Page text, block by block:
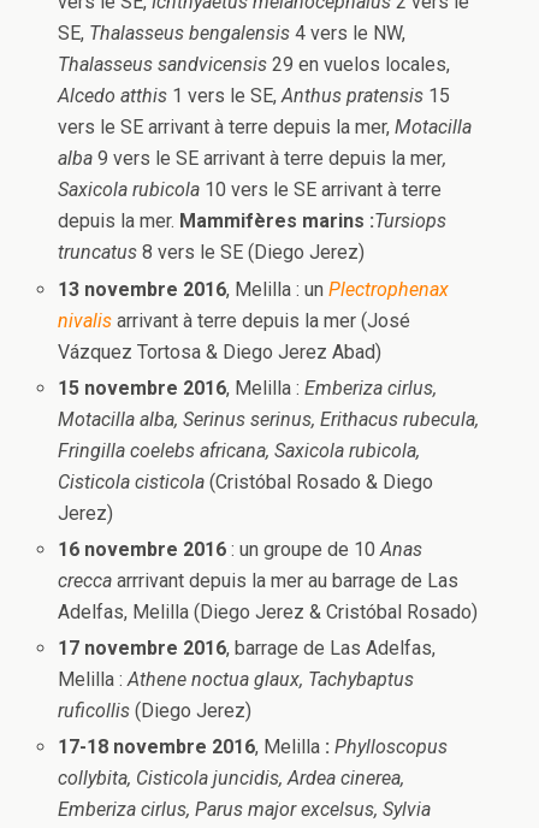
SE, Thalasseus bengalensis 4 vers le NW,
Thalasseus sandvicensis 29 en vuelos locales,
Alcedo atthis 1 vers le SE,Anthus pratensis 15
vers le SE arrivant à terre depuis la mer,Motacilla
alba 9 vers le SE arrivant à terre depuis la mer,
Saxicola rubicola 10 vers le SE arrivant à terre
depuis la mer. Mammifères marins :Tursiops
truncatus 8 vers le SE (Diego Jerez)
13 novembre 2016, Melilla : unPlectrophenax
nivalis arrivant à terre depuis la mer (José
Vázquez Tortosa & Diego Jerez Abad)
15 novembre 2016, Melilla :Emberiza cirlus,
Motacilla alba, Serinus serinus, Erithacus rubecula,
Fringilla coelebs africana, Saxicola rubicola,
Cisticola cisticola (Cristóbal Rosado & Diego
Jerez)
16 novembre 2016: un groupe de 10Anas
crecca arrrivant depuis la mer au barrage de Las
Adelfas, Melilla (Diego Jerez & Cristóbal Rosado)
17 novembre 2016, barrage de Las Adelfas,
Melilla :Athene noctua glaux, Tachybaptus
ruficollis (Diego Jerez)
17-18 novembre 2016, Melilla :Phylloscopus
collybita, Cisticola juncidis, Ardea cinerea,
Emberiza cirlus, Parus major excelsus, Sylvia